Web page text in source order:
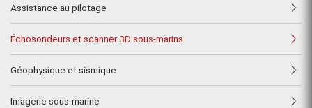
Assistance au pilotage
Échosondeurs et scanner 3D sous-marins
Géophysique et sismique
Imagerie sous-marine